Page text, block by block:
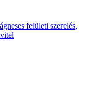
felületi szerelés,